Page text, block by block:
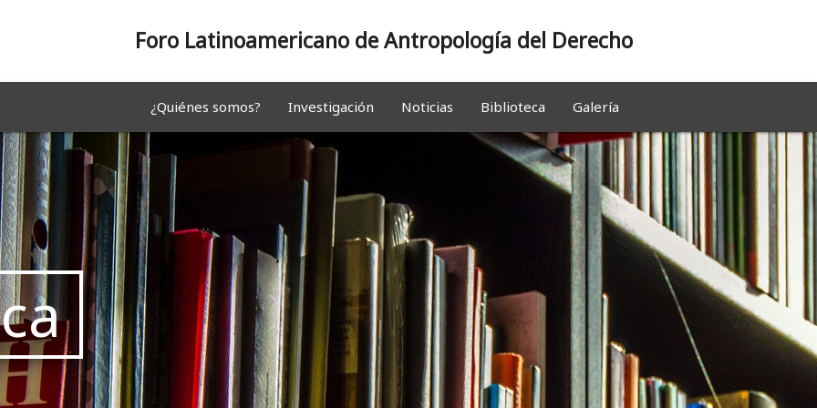
Foro Latinoamericano de Antropología del Derecho
¿Quiénes somos? Investigación Noticias Biblioteca Galería